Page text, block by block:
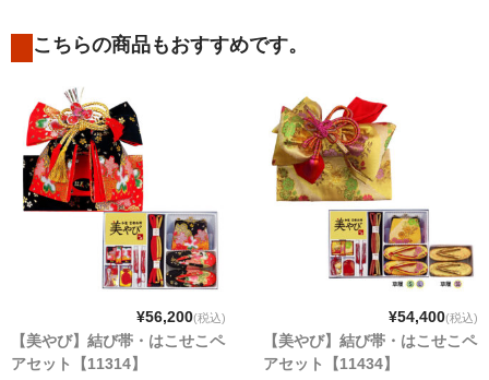
こちらの商品もおすすめです。
¥56,200(税込)
【美やび】結び帯・はこせこペ
アセット【11314】
¥54,400(税込)
【美やび】結び帯・はこせこペ
アセット【11434】